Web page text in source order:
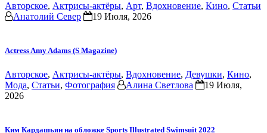
Авторское, Актрисы-актёры, Арт, Вдохновение, Кино, Статьи
Анатолий Север
19 Июля, 2026
Actress Amy Adams (S Magazine)
Авторское, Актрисы-актёры, Вдохновение, Девушки, Кино,
Мода, Статьи, Фотография Алина Светлова
19 Июля,
2026
Ким Кардашьян на обложке Sports Illustrated Swimsuit 2022